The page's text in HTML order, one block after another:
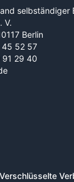
selbständiger
V.
Berlin
52 57
29 40
Verschlüsselte